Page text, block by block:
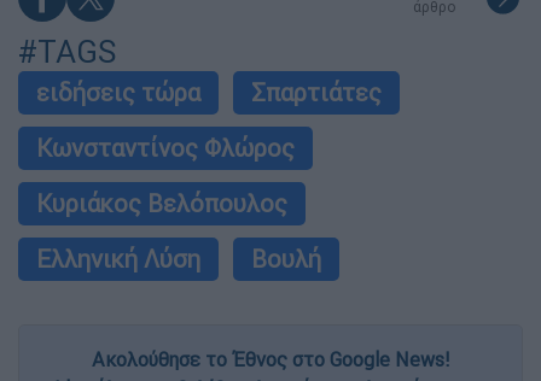
άρθρο
#TAGS
ειδήσεις τώρα
Σπαρτιάτες
Κωνσταντίνος Φλώρος
Κυριάκος Βελόπουλος
Ελληνική Λύση
Βουλή
Ακολούθησε το Έθνος στο Google News!